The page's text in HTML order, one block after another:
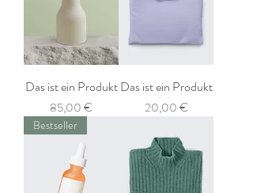
Das ist ein Produkt
Preis
85,00 €
Das ist ein Produkt
Preis
20,00 €
Bestseller